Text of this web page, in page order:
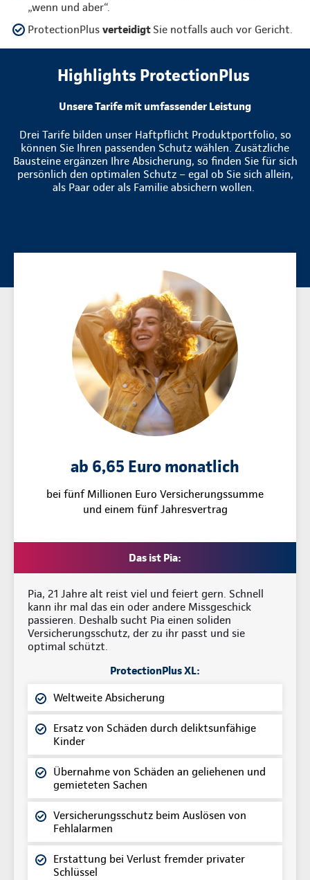
„wenn und aber“.
ProtectionPlus verteidigt Sie notfalls auch vor Gericht.
Highlights ProtectionPlus
Unsere Tarife mit umfassender Leistung
Drei Tarife bilden unser Haftpflicht Produktportfolio, so
können Sie Ihren passenden Schutz wählen. Zusätzliche
Bausteine ergänzen Ihre Absicherung, so finden Sie für sich
persönlich den optimalen Schutz – egal ob Sie sich allein,
als Paar oder als Familie absichern wollen.
ab 6,65 Euro monatlich
bei fünf Millionen Euro Versicherungssumme
und einem fünf Jahresvertrag
Das ist Pia:
Pia, 21 Jahre alt reist viel und feiert gern. Schnell
kann ihr mal das ein oder andere Missgeschick
passieren. Deshalb sucht Pia einen soliden
Versicherungsschutz, der zu ihr passt und sie
optimal schützt.
ProtectionPlus XL:
Weltweite Absicherung
Ersatz von Schäden durch deliktsunfähige
Kinder
Übernahme von Schäden an geliehenen und
gemieteten Sachen
Versicherungsschutz beim Auslösen von
Fehlalarmen
Erstattung bei Verlust fremder privater
Schlüssel